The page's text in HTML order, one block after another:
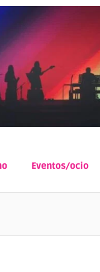
Eventos/ocio